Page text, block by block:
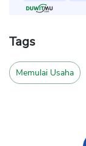
Tags
Memulai Usaha